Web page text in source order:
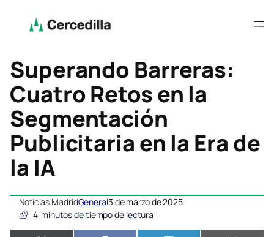
Superando Barreras:
Cuatro Retos en la
Segmentación
Publicitaria en la Era de
la IA
Noticias MadridGeneral3 de marzo de 2025
4 minutos de tiempo de lectura